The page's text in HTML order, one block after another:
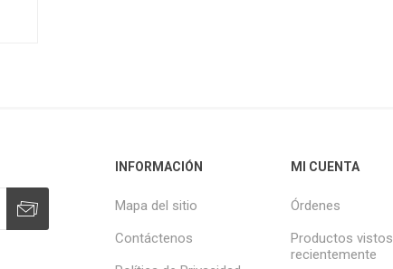
INFORMACIÓN
Mapa del sitio
Contáctenos
MI CUENTA
Órdenes
Productos vistos
recientemente